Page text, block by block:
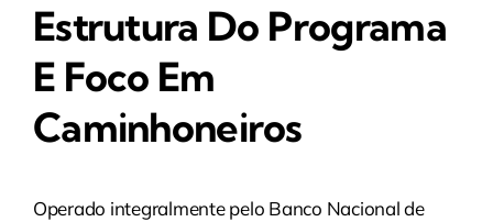
Estrutura Do Programa
E Foco Em
Caminhoneiros
Operado integralmente pelo Banco Nacional de